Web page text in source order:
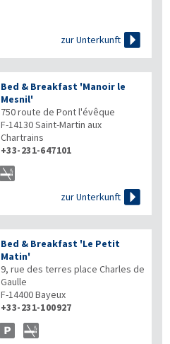
zur Unterkunft 
Bed & Breakfast 'Manoir le
Mesnil'
750 route de Pont l'évêque
F-14130Saint-Martin aux
Chartrains
+33-231-647101
zur Unterkunft 
Bed & Breakfast 'Le Petit
Matin'
9, rue des terres place Charles de
Gaulle
F-14400Bayeux
+33-231-100927